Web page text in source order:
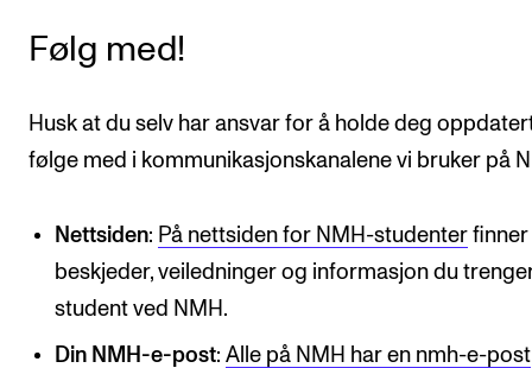
Velferd og helse
Arrangementer
Nyheter for studenter
Etter noter nyhetsbrev
Følg med!
Husk at du selv har ansvar for å holde deg
følge med i kommunikasjonskanalene vi bruker på
Nettsiden: På nettsiden for NMH-studenter finner
beskjeder, veiledninger og informasjon du
student ved NMH.
Din NMH-e-post:Alle på NMH har en nmh-e-post